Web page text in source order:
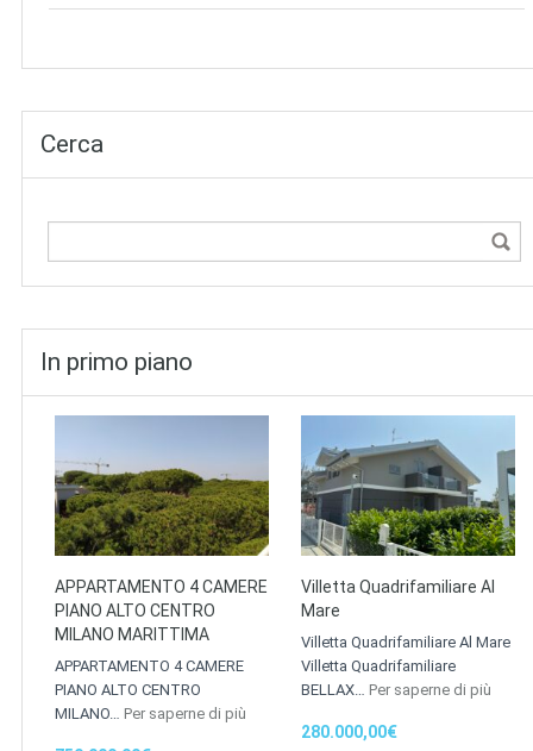
Cerca
In primo piano
APPARTAMENTO 4 CAMERE
PIANO ALTO CENTRO
MILANO MARITTIMA
APPARTAMENTO 4 CAMERE
PIANO ALTO CENTRO
MILANO… Per saperne di più
Villetta Quadrifamiliare Al
Mare
Villetta Quadrifamiliare Al Mare
Villetta Quadrifamiliare
BELLAX… Per saperne di più
280.000,00€